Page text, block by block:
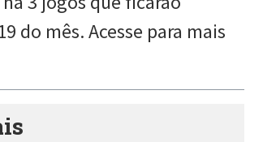
do mês. Acesse para mais